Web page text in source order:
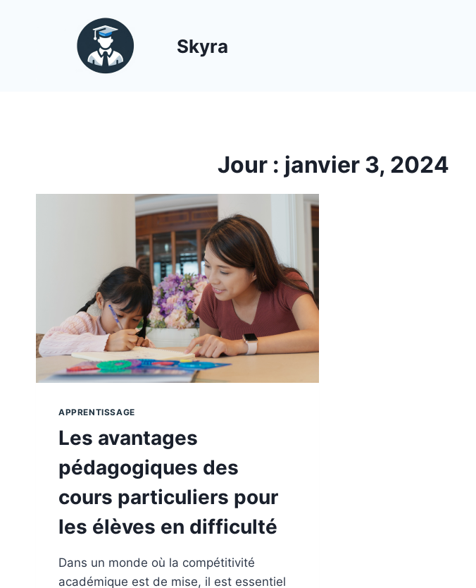
Skyra
Jour : janvier 3, 2024
APPRENTISSAGE
Les avantages
pédagogiques des
cours particuliers pour
les élèves en difficulté
Dans un monde où la compétitivité
académique est de mise, il est essentiel